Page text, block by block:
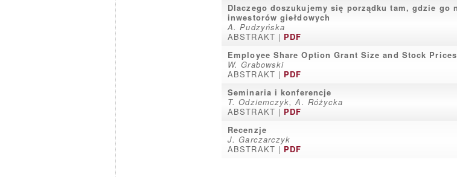
Dlaczego doszukujemy się porządku tam, gdzie go
inwestorów giełdowych
A. Pudzyńska
ABSTRAKT | PDF
Employee Share Option Grant Size and Stock Prices
W. Grabowski
ABSTRAKT | PDF
Seminaria i konferencje
T. Odziemczyk, A. Różycka
ABSTRAKT | PDF
Recenzje
J. Garczarczyk
ABSTRAKT | PDF